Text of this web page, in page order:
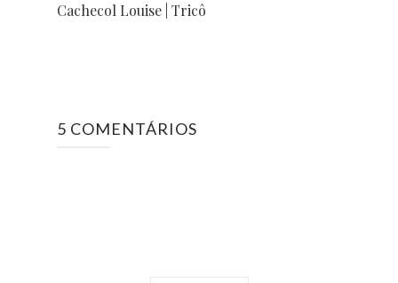
Cachecol Louise | Tricô
5 COMENTÁRIOS